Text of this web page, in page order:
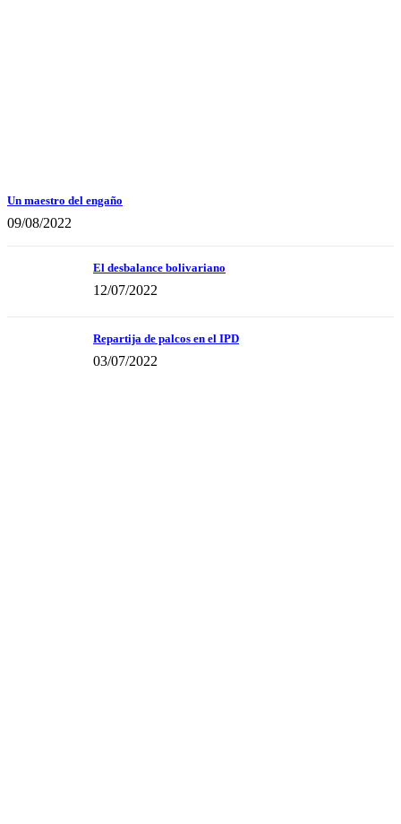
Un maestro del engaño
09/08/2022
El desbalance bolivariano
12/07/2022
Repartija de palcos en el IPD
03/07/2022